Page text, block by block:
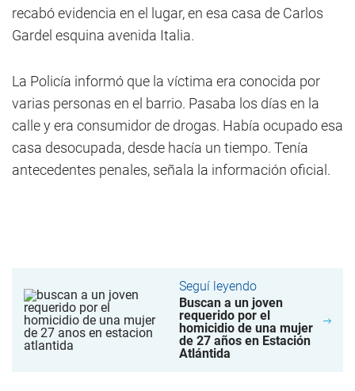
recabó evidencia en el lugar, en esa casa de Carlos
Gardel esquina avenida Italia.
La Policía informó que la víctima era conocida por
varias personas en el barrio. Pasaba los días en la
calle y era consumidor de drogas. Había ocupado esa
casa desocupada, desde hacía un tiempo. Tenía
antecedentes penales, señala la información oficial.
Seguí leyendo
Buscan a un joven
requerido por el
homicidio de una mujer
de 27 años en Estación
Atlántida